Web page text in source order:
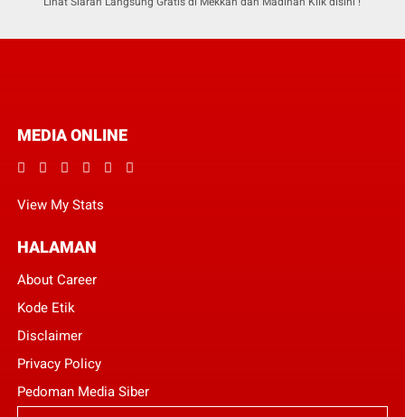
MEDIA ONLINE
View My Stats
HALAMAN
About Career
Kode Etik
Disclaimer
Privacy Policy
Pedoman Media Siber